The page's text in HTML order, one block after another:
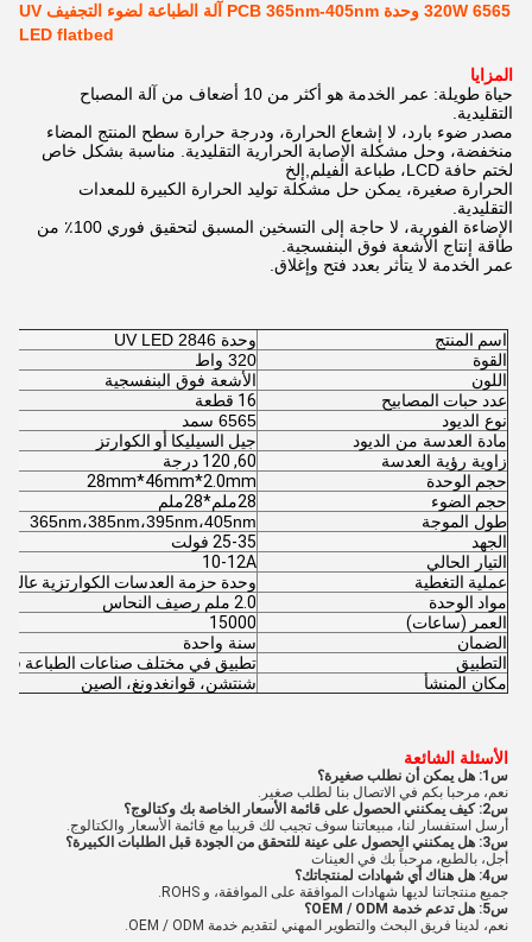
320W 6565 وحدة PCB 365nm-405nm آلة الطباعة لضوء التجفيف UV
LED flatbed
المزايا
حياة طويلة: عمر الخدمة هو أكثر من 10 أضعاف من آلة المصباح
التقليدية.
مصدر ضوء بارد، لا إشعاع الحرارة، ودرجة حرارة سطح المنتج المضاء
منخفضة، وحل مشكلة الإصابة الحرارية التقليدية. مناسبة بشكل خاص
لختم حافة LCD، طباعة الفيلم,إلخ
الحرارة صغيرة، يمكن حل مشكلة توليد الحرارة الكبيرة للمعدات
التقليدية.
الإضاءة الفورية، لا حاجة إلى التسخين المسبق لتحقيق فوري 100٪ من
طاقة إنتاج الأشعة فوق البنفسجية.
عمر الخدمة لا يتأثر بعدد فتح وإغلاق.
اسم المنتج
وحدة UV LED 2846
القوة
320 واط
اللون
الأشعة فوق البنفسجية
عدد حبات المصابيح
16 قطعة
نوع الديود
6565 سمد
مادة العدسة من الديود
جيل السيليكا أو الكوارتز
زاوية رؤية العدسة
60, 120 درجة
حجم الوحدة
28mm*46mm*2.0mm
حجم الضوء
28ملم*28ملم
طول الموجة
365nm،385nm،395nm،405nm
الجهد
25-35 فولت
التيار الحالي
10-12A
عملية التغطية
وحدة حزمة العدسات الكوارتزية عالية
مواد الوحدة
2.0 ملم رصيف النحاس
العمر (ساعات)
15000
الضمان
سنة واحدة
التطبيق
تطبيق في مختلف صناعات الطباعة فوق
مكان المنشأ
شنتشن، قوانغدونغ، الصين
الأسئلة الشائعة
س1: هل يمكن أن نطلب صغيرة؟
نعم، مرحبا بكم في الاتصال بنا لطلب صغير.
س2: كيف يمكنني الحصول على قائمة الأسعار الخاصة بك وكتالوج؟
أرسل استفسار لنا، مبيعاتنا سوف تجيب لك قريبا مع قائمة الأسعار والكتالوج.
س3: هل يمكنني الحصول على عينة للتحقق من الجودة قبل الطلبات الكبيرة؟
أجل، بالطبع، مرحباً بك في العينات
س4: هل هناك أي شهادات لمنتجاتك؟
جميع منتجاتنا لديها شهادات الموافقة على الموافقة، و ROHS.
س5: هل تدعم خدمة OEM / ODM؟
نعم، لدينا فريق البحث والتطوير المهني لتقديم خدمة OEM / ODM.